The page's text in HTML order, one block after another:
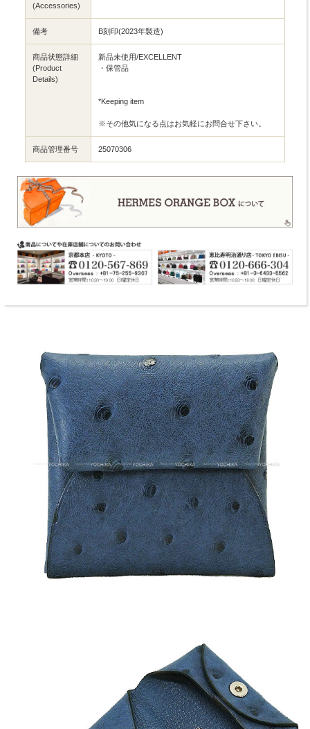
(Accessories)
備考 B刻印(2023年製造)
商品状態詳細
(Product
Details)
新品未使用/EXCELLENT
・保管品
*Keeping item
※その他気になる点はお気軽にお問合せ下さい。
商品管理番号 25070306